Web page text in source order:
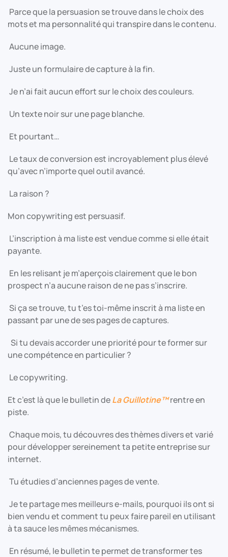
Parce que la persuasion se trouve dans le choix des
mots et ma personnalité qui transpire dans le contenu.
Aucune image.
Juste un formulaire de capture à la fin.
Je n’ai fait aucun effort sur le choix des couleurs.
Un texte noir sur une page blanche.
Et pourtant…
Le taux de conversion est incroyablement plus élevé
qu’avec n’importe quel outil avancé.
La raison ?
Mon copywriting est persuasif.
L’inscription à ma liste est vendue comme si elle était
payante.
En les relisant je m’aperçois clairement que le bon
prospect n’a aucune raison de ne pas s’inscrire.
Si ça se trouve, tu t’es toi-même inscrit à ma liste en
passant par une de ses pages de captures.
Si tu devais accorder une priorité pour te former sur
une compétence en particulier ?
Le copywriting.
Et c’est là que le bulletin deLa Guillotine™rentre en
piste.
Chaque mois, tu découvres des thèmes divers et varié
pour développer sereinement ta petite entreprise sur
internet.
Tu étudies d’anciennes pages de vente.
Je te partage mes meilleurs e-mails, pourquoi ils ont si
bien vendu et comment tu peux faire pareil en utilisant
à ta sauce les mêmes mécanismes.
En résumé, le bulletin te permet de transformer tes